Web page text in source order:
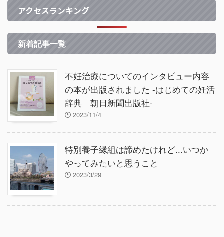
アクセスランキング
新着記事一覧
不妊治療についてのインタビュー内容
の本が出版されました -はじめての妊活
辞典 朝日新聞出版社-
2023/11/4
特別養子縁組は諦めたけれど...いつか
やってみたいと思うこと
2023/3/29